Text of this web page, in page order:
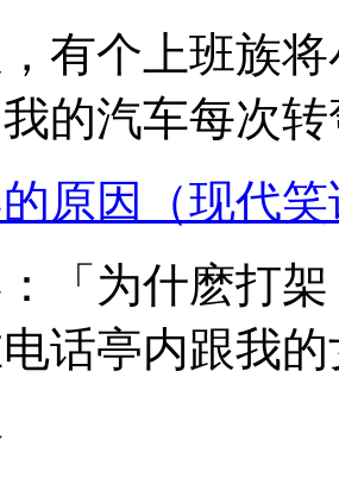
有个上班族
的汽车每次
原因（现代
「为什麽打
话亭内跟我